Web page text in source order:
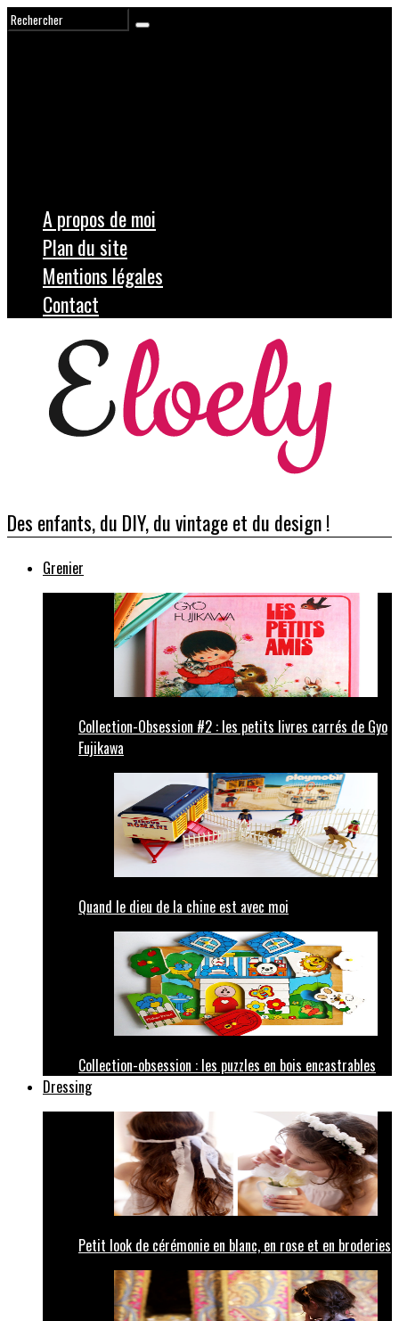
A propos de moi
Plan du site
Mentions légales
Contact
Des enfants, du DIY, du vintage et du design !
Grenier
Collection-Obsession #2 : les petits livres carrés de Gyo
Fujikawa
Quand le dieu de la chine est avec moi
Collection-obsession : les puzzles en bois encastrables
Dressing
Petit look de cérémonie en blanc, en rose et en broderies